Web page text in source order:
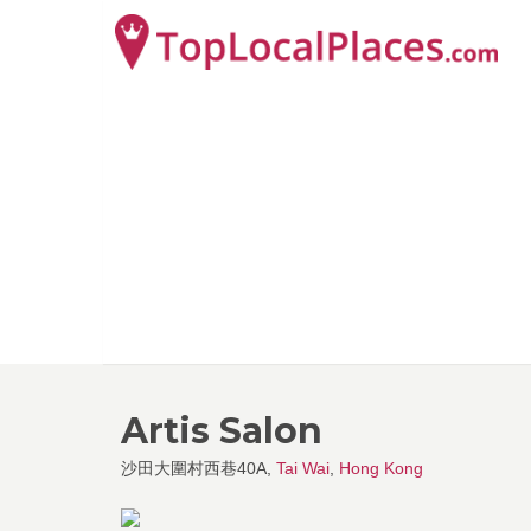
Artis Salon
沙田大圍村西巷40A, Tai Wai Hong Kong